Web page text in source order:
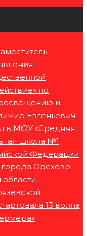
по
и
Евгеньевич
в МОУ «Средняя
школа №1
Федерации
Орехово-
13 волна